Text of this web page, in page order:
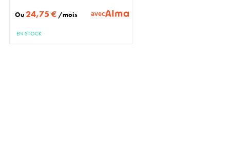
Ou24,75 € /mois avec
EN STOCK